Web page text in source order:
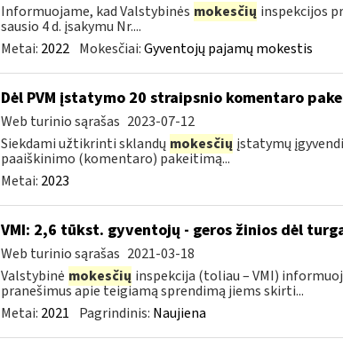
Informuojame, kad Valstybinės mokesčių inspekcijos
sausio 4 d. įsakymu Nr....
Metai: 2022 Mokesčiai:Gyventojų pajamų mokestis
Dėl PVM įstatymo 20 straipsnio komentaro
Web turinio sąrašas 2023-07-12
Siekdami užtikrinti sklandų mokesčių įstatymų
paaiškinimo (komentaro) pakeitimą...
Metai: 2023
VMI: 2,6 tūkst. gyventojų - geros žinios dėl
Web turinio sąrašas 2021-03-18
Valstybinė mokesčių inspekcija (toliau – VMI)
pranešimus apie teigiamą sprendimą jiems skirti...
Metai: 2021 Pagrindinis: Naujiena